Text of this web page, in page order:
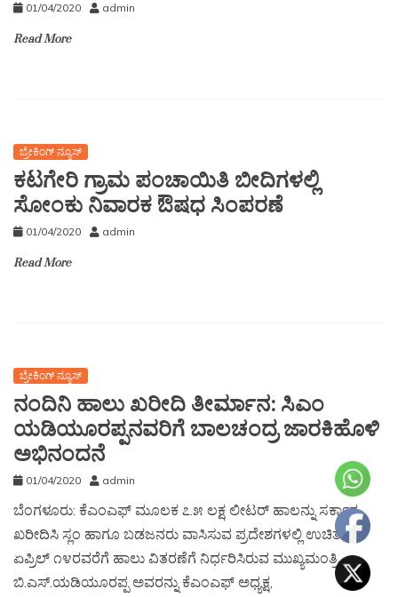
01/04/2020 admin
Read More
ಬ್ರೇಕಿಂಗ್ ನ್ಯೂಸ್
ಕಟಗೇರಿ ಗ್ರಾಮ ಪಂಚಾಯಿತಿ ಬೀದಿಗಳಲ್ಲಿ
ಸೋಂಕು ನಿವಾರಕ ಔಷಧ ಸಿಂಪರಣೆ
01/04/2020 admin
Read More
ಬ್ರೇಕಿಂಗ್ ನ್ಯೂಸ್
ನಂದಿನಿ ಹಾಲು ಖರೀದಿ ತೀರ್ಮಾನ: ಸಿಎಂ
ಯಡಿಯೂರಪ್ಪನವರಿಗೆ ಬಾಲಚಂದ್ರ ಜಾರಕಿಹೊಳಿ
ಅಭಿನಂದನೆ
01/04/2020 admin
ಬೆಂಗಳೂರು: ಕೆಎಂಎಫ್ ಮೂಲಕ ೭.೫ ಲಕ್ಷ ಲೀಟರ್ ಹಾಲನ್ನು ಸರ್ಕಾರ
ಖರೀದಿಸಿ ಸ್ಲಂ ಹಾಗೂ ಬಡಜನರು ವಾಸಿಸುವ ಪ್ರದೇಶಗಳಲ್ಲಿ ಉಚಿತವಾಗಿ
ಏಪ್ರಿಲ್ ೧೪ರವರೆಗೆ ಹಾಲು ವಿತರಣೆಗೆ ನಿರ್ಧರಿಸಿರುವ ಮುಖ್ಯಮಂತ್ರಿ
ಬಿ.ಎಸ್.ಯಡಿಯೂರಪ್ಪ ಅವರನ್ನು ಕೆಎಂಎಫ್ ಅಧ್ಯಕ್ಷ,